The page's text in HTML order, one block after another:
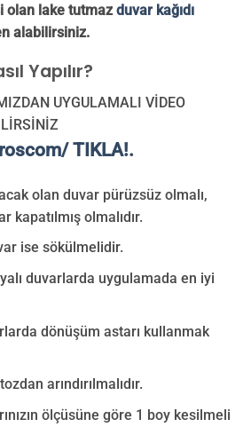
olan lake tutmazduvar kağıdı
alabilirsiniz.
Yapılır?
UYGULAMALI VİDEO
TIKLA!.
olan duvar pürüzsüz olmalı,
kapatılmış olmalıdır.
ise sökülmelidir.
duvarlarda uygulamada en iyi
dönüşüm astarı kullanmak
arındırılmalıdır.
ölçüsüne göre 1 boy kesilmeli